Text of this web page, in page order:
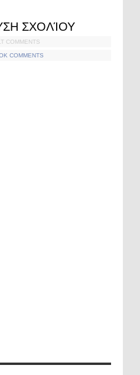
ΣΧΟΛΊΟΥ
COMMENTS
COMMENTS